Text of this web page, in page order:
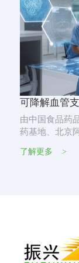
可降解血管
由中国食品药
药基地、北京
了解更多 >